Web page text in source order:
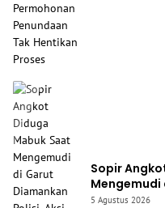
Sopir
Mengemudi
Berbahaya
5 Agustus 2026